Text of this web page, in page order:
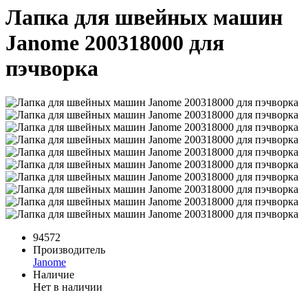
Лапка для швейных машин
Janome 200318000 для
пэчворка
94572
Производитель
Janome
Наличие
Нет в наличии